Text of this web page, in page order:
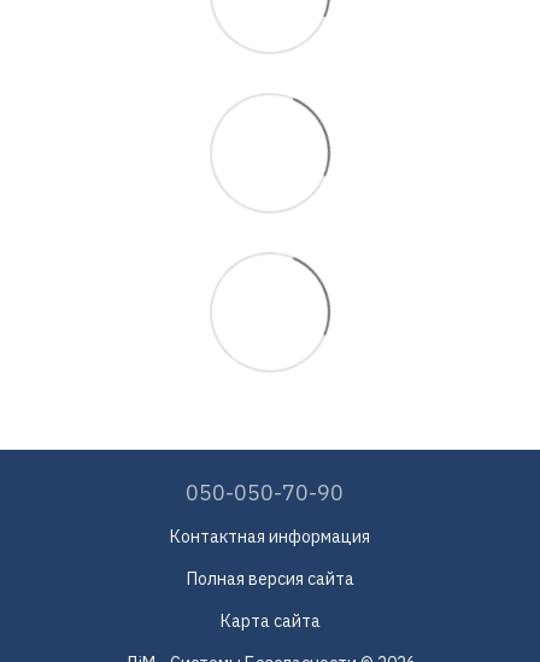
050-050-70-90
Контактная информация
Полная версия сайта
Карта сайта